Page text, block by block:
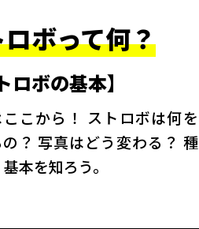
ボって何？
ロボの基本】
ここから！ ストロボは何を
？ 写真はどう変わる？ 種
本を知ろう。